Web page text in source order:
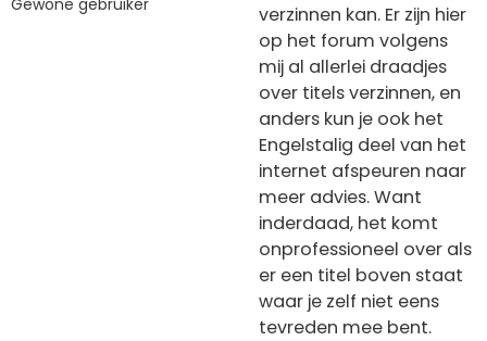
Gewone gebruiker
verzinnen kan. Er zijn hier
op het forum volgens
mij al allerlei draadjes
over titels verzinnen, en
anders kun je ook het
Engelstalig deel van het
internet afspeuren naar
meer advies. Want
inderdaad, het komt
onprofessioneel over als
er een titel boven staat
waar je zelf niet eens
tevreden mee bent.